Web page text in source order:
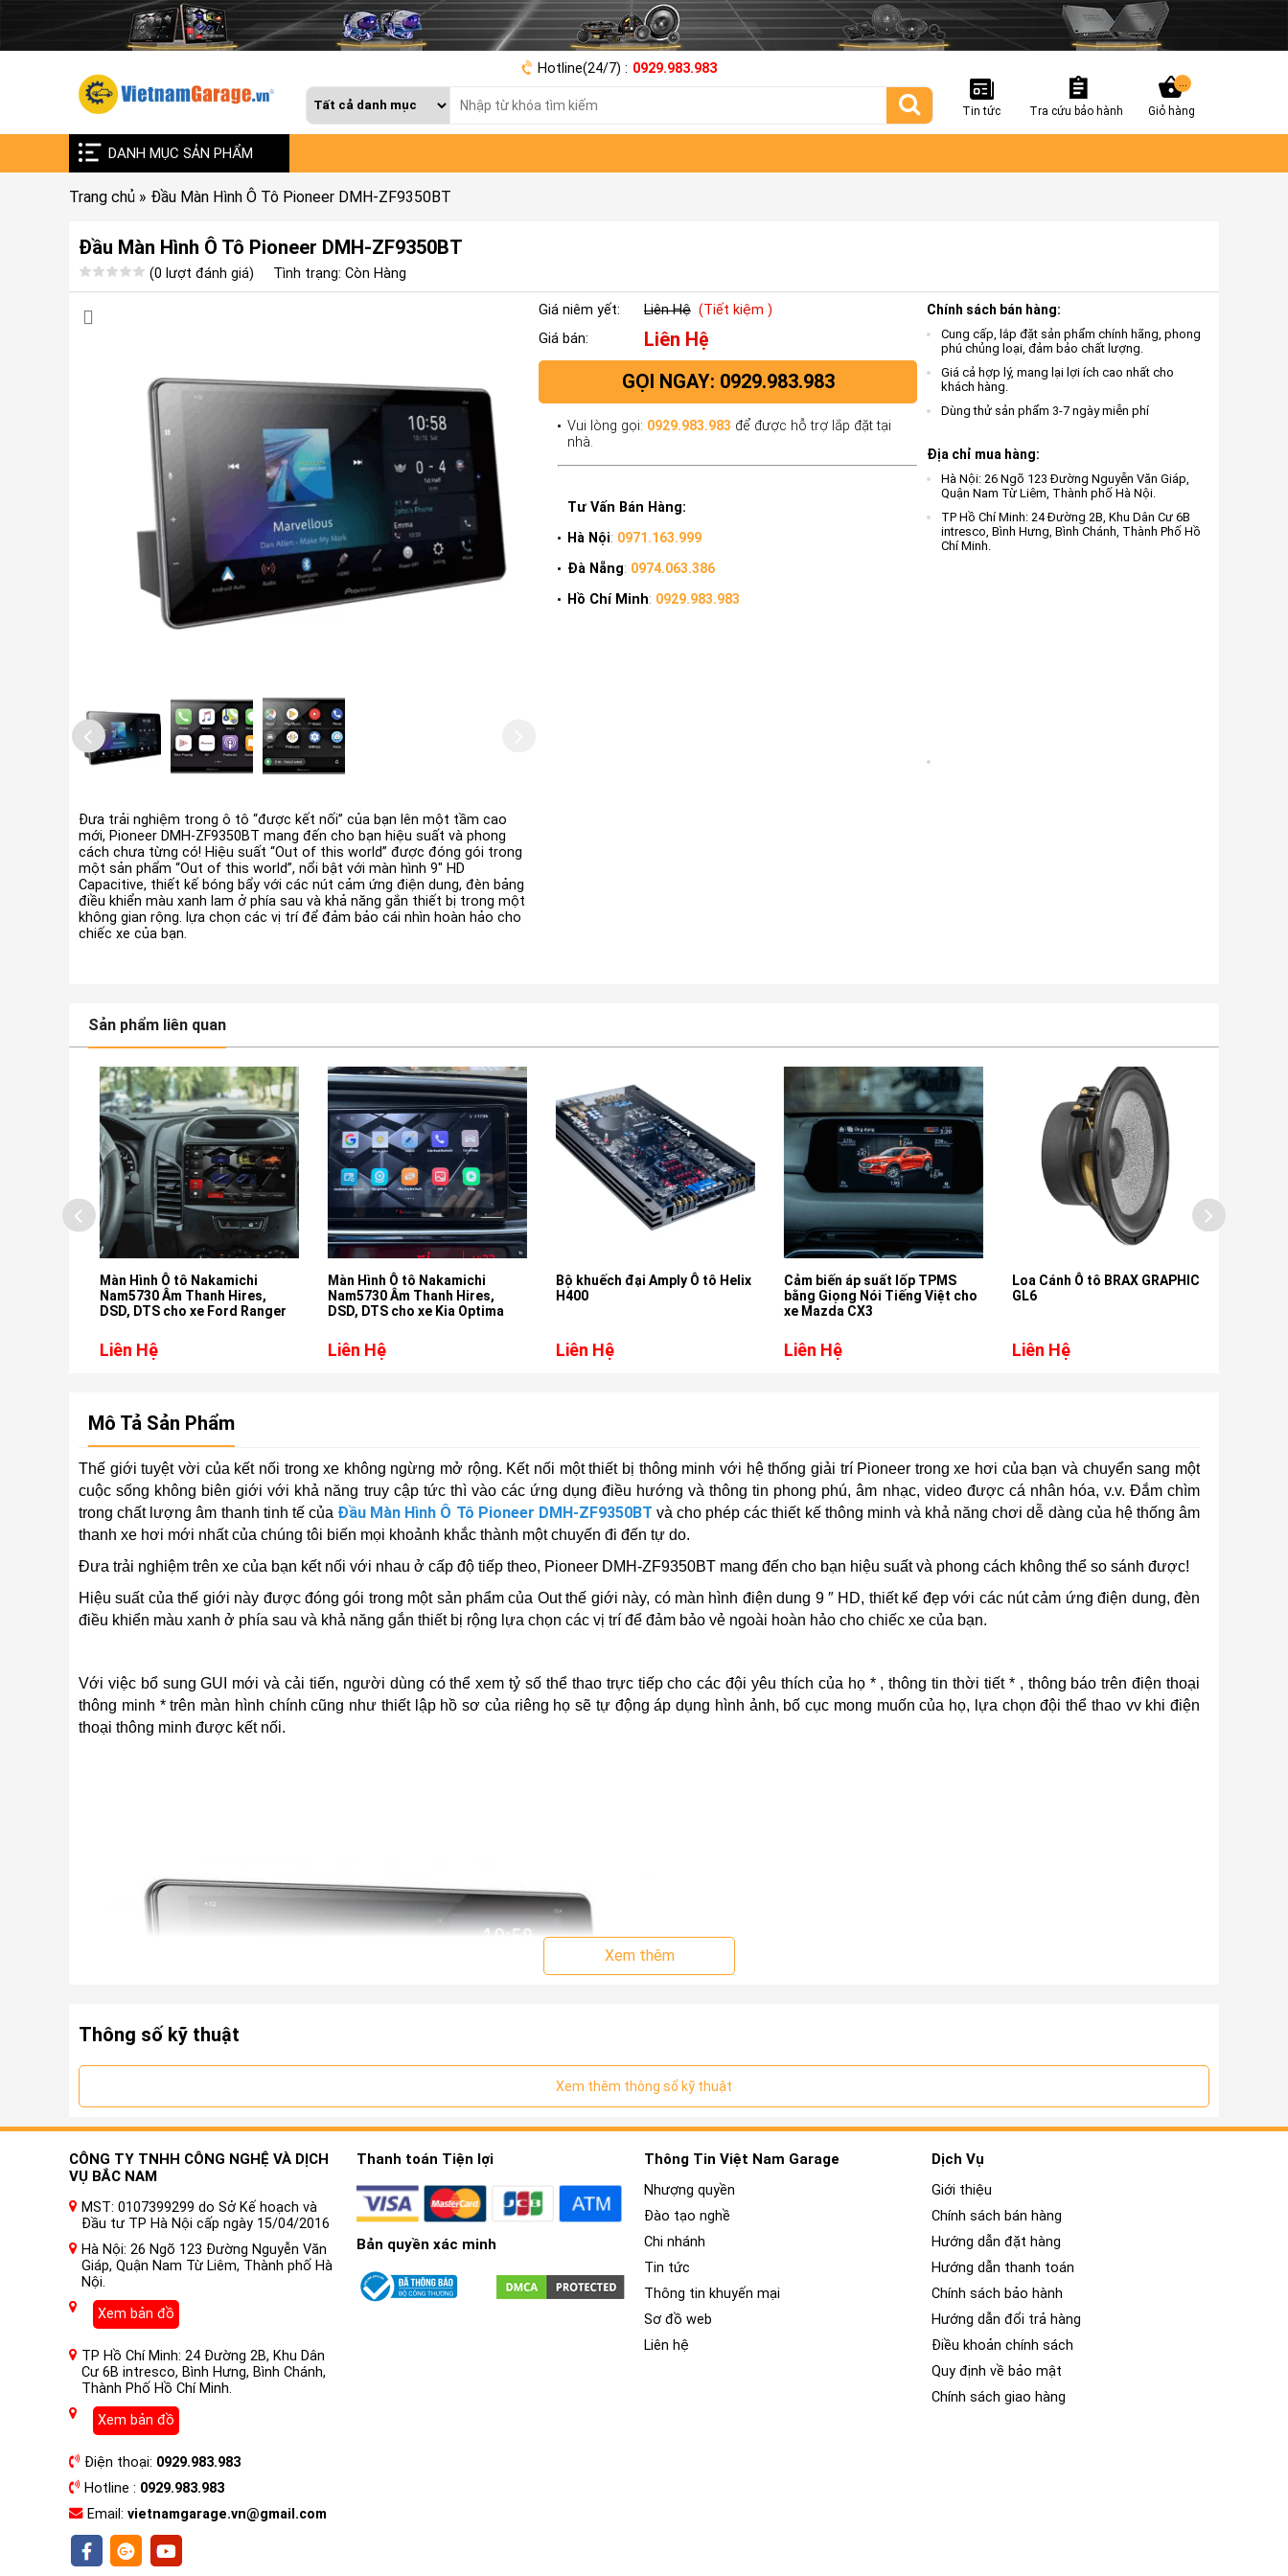
Hotline(24/7) : 0929.983.983
Tin tức Tra cứu bảo hành Giỏ hàng
DANH MỤC SẢN PHẨM
Trang chủ » Đầu Màn Hình Ô Tô Pioneer DMH-ZF9350BT
Đầu Màn Hình Ô Tô Pioneer DMH-ZF9350BT
(0 lượt đánh giá) Tình trạng: Còn Hàng
Đưa trải nghiệm trong ô tô “được kết nối” của bạn lên một tầm cao
mới, Pioneer DMH-ZF9350BT mang đến cho bạn hiệu suất và phong
cách chưa từng có! Hiệu suất “Out of this world” được đóng gói trong
một sản phẩm “Out of this world”, nổi bật với màn hình 9″ HD
Capacitive, thiết kế bóng bẩy với các nút cảm ứng điện dung, đèn bảng
điều khiển màu xanh lam ở phía sau và khả năng gắn thiết bị trong một
không gian rộng. lựa chọn các vị trí để đảm bảo cái nhìn hoàn hảo cho
chiếc xe của bạn.
Giá niêm yết: Liên Hệ (Tiết kiệm )
Giá bán:
Liên Hệ
GỌI NGAY: 0929.983.983
Vui lòng gọi: 0929.983.983 để được hỗ trợ lắp đặt tại
nhà.
Tư Vấn Bán Hàng:
Hà Nội: 0971.163.999
Đà Nẵng: 0974.063.386
Hồ Chí Minh: 0929.983.983
Chính sách bán hàng:
Cung cấp, lắp đặt sản phẩm chính hãng, phong
phú chủng loại, đảm bảo chất lượng.
Giá cả hợp lý, mang lại lợi ích cao nhất cho
khách hàng.
Dùng thử sản phẩm 3-7 ngày miễn phí
Địa chỉ mua hàng:
Hà Nội: 26 Ngõ 123 Đường Nguyễn Văn Giáp,
Quận Nam Từ Liêm, Thành phố Hà Nội.
TP Hồ Chí Minh: 24 Đường 2B, Khu Dân Cư 6B
intresco, Bình Hưng, Bình Chánh, Thành Phố Hồ
Chí Minh.
Sản phẩm liên quan
Màn Hình Ô tô Nakamichi
Nam5730 Âm Thanh Hires,
DSD, DTS cho xe Ford Ranger
Liên Hệ
Màn Hình Ô tô Nakamichi
Nam5730 Âm Thanh Hires,
DSD, DTS cho xe Kia Optima
Liên Hệ
Bộ khuếch đại Amply Ô tô Helix
H400
Liên Hệ
Cảm biến áp suất lốp TPMS
bằng Giọng Nói Tiếng Việt cho
xe Mazda CX3
Liên Hệ
Loa Cánh Ô tô BRAX GRAPHIC
GL6
Liên Hệ
Mô Tả Sản Phẩm
Thế giới tuyệt vời của kết nối trong xe không ngừng mở rộng. Kết nối một thiết bị thông minh với hệ thống giải trí Pioneer trong xe hơi của bạn và chuyển sang một
cuộc sống không biên giới với khả năng truy cập tức thì vào các ứng dụng điều hướng và thông tin phong phú, âm nhạc, video được cá nhân hóa, v.v. Đắm chìm
trong chất lượng âm thanh tinh tế của Đầu Màn Hình Ô Tô Pioneer DMH-ZF9350BT và cho phép các thiết kế thông minh và khả năng chơi dễ dàng của hệ thống âm
thanh xe hơi mới nhất của chúng tôi biến mọi khoảnh khắc thành một chuyến đi đến tự do.
Đưa trải nghiệm trên xe của bạn kết nối với nhau ở cấp độ tiếp theo, Pioneer DMH-ZF9350BT mang đến cho bạn hiệu suất và phong cách không thể so sánh được!
Hiệu suất của thế giới này được đóng gói trong một sản phẩm của Out thế giới này, có màn hình điện dung 9 ″ HD, thiết kế đẹp với các nút cảm ứng điện dung, đèn
điều khiển màu xanh ở phía sau và khả năng gắn thiết bị rộng lựa chọn các vị trí để đảm bảo vẻ ngoài hoàn hảo cho chiếc xe của bạn.
Với việc bổ sung GUI mới và cải tiến, người dùng có thể xem tỷ số thể thao trực tiếp cho các đội yêu thích của họ * , thông tin thời tiết * , thông báo trên điện thoại
thông minh * trên màn hình chính cũng như thiết lập hồ sơ của riêng họ sẽ tự động áp dụng hình ảnh, bố cục mong muốn của họ, lựa chọn đội thể thao vv khi điện
thoại thông minh được kết nối.
Hiển thị loại điện dung lớn 9”
Màn hình lớn 9 inch cung cấp trải nghiệm xem mở rộng giúp việc đọc bản đồ an toàn và dễ dàng hơn. Hơn thế nữa, bảng điều khiển cảm ứng điện dung có độ phản
hồi cao cho phép vận hành mượt mà và dễ dàng hơn.
Xem thêm
Thông số kỹ thuật
Xem thêm thông số kỹ thuật
CÔNG TY TNHH CÔNG NGHỆ VÀ DỊCH
VỤ BẮC NAM
MST: 0107399299 do Sở Kế hoạch và
Đầu tư TP Hà Nội cấp ngày 15/04/2016
Hà Nội: 26 Ngõ 123 Đường Nguyễn Văn
Giáp, Quận Nam Từ Liêm, Thành phố Hà
Nội.
Xem bản đồ
TP Hồ Chí Minh: 24 Đường 2B, Khu Dân
Cư 6B intresco, Bình Hưng, Bình Chánh,
Thành Phố Hồ Chí Minh.
Xem bản đồ
Điện thoại: 0929.983.983
Hotline : 0929.983.983
Email: vietnamgarage.vn@gmail.com
Thanh toán Tiện lợi
Bản quyền xác minh
Thông Tin Việt Nam Garage
Nhượng quyền
Đào tạo nghề
Chi nhánh
Tin tức
Thông tin khuyến mại
Sơ đồ web
Liên hệ
Dịch Vụ
Giới thiệu
Chính sách bán hàng
Hướng dẫn đặt hàng
Hướng dẫn thanh toán
Chính sách bảo hành
Hướng dẫn đổi trả hàng
Điều khoản chính sách
Quy định về bảo mật
Chính sách giao hàng